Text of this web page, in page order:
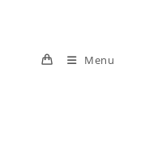
Menu